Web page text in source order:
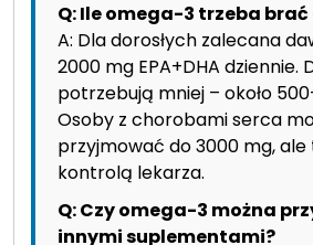
Q: Ile omega-3 trzeba
A: Dla dorosłych zalecana
2000 mg EPA+DHA dziennie.
potrzebują mniej – około
Osoby z chorobami serca
przyjmować do 3000 mg,
kontrolą lekarza.
Q: Czy omega-3 można
innymi suplementami?